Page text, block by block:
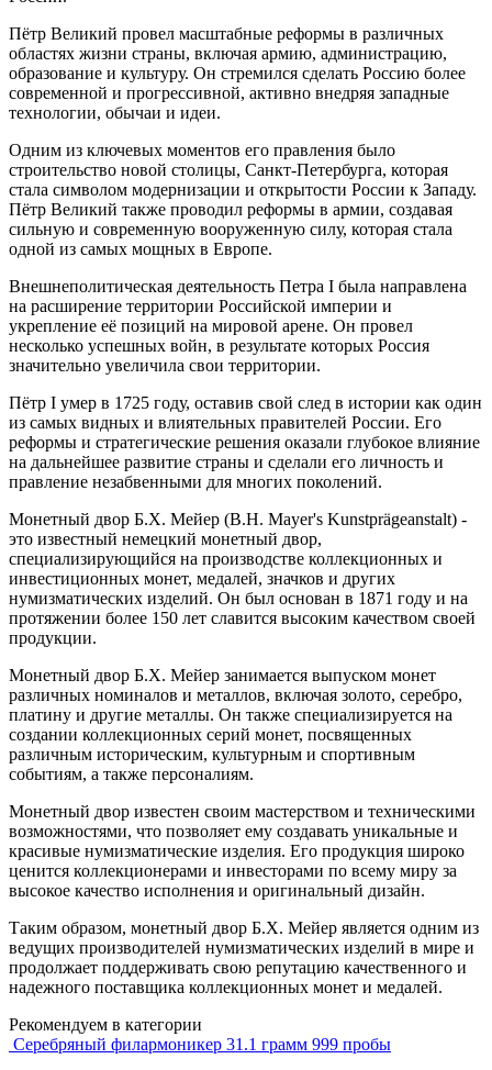
Пётр Великий провел масштабные реформы в различных
областях жизни страны, включая армию, администрацию,
образование и культуру. Он стремился сделать Россию более
современной и прогрессивной, активно внедряя западные
технологии, обычаи и идеи.
Одним из ключевых моментов его правления было
строительство новой столицы, Санкт-Петербурга, которая
стала символом модернизации и открытости России к Западу.
Пётр Великий также проводил реформы в армии, создавая
сильную и современную вооруженную силу, которая стала
одной из самых мощных в Европе.
Внешнеполитическая деятельность Петра I была направлена
на расширение территории Российской империи и
укрепление её позиций на мировой арене. Он провел
несколько успешных войн, в результате которых Россия
значительно увеличила свои территории.
Пётр I умер в 1725 году, оставив свой след в истории как один
из самых видных и влиятельных правителей России. Его
реформы и стратегические решения оказали глубокое влияние
на дальнейшее развитие страны и сделали его личность и
правление незабвенными для многих поколений.
Монетный двор Б.Х. Мейер (B.H. Mayer's Kunstprägeanstalt) -
это известный немецкий монетный двор,
специализирующийся на производстве коллекционных и
инвестиционных монет, медалей, значков и других
нумизматических изделий. Он был основан в 1871 году и на
протяжении более 150 лет славится высоким качеством своей
продукции.
Монетный двор Б.Х. Мейер занимается выпуском монет
различных номиналов и металлов, включая золото, серебро,
платину и другие металлы. Он также специализируется на
создании коллекционных серий монет, посвященных
различным историческим, культурным и спортивным
событиям, а также персоналиям.
Монетный двор известен своим мастерством и техническими
возможностями, что позволяет ему создавать уникальные и
красивые нумизматические изделия. Его продукция широко
ценится коллекционерами и инвесторами по всему миру за
высокое качество исполнения и оригинальный дизайн.
Таким образом, монетный двор Б.Х. Мейер является одним из
ведущих производителей нумизматических изделий в мире и
продолжает поддерживать свою репутацию качественного и
надежного поставщика коллекционных монет и медалей.
Рекомендуем в категории
Серебряный филармоникер 31.1 грамм 999 пробы